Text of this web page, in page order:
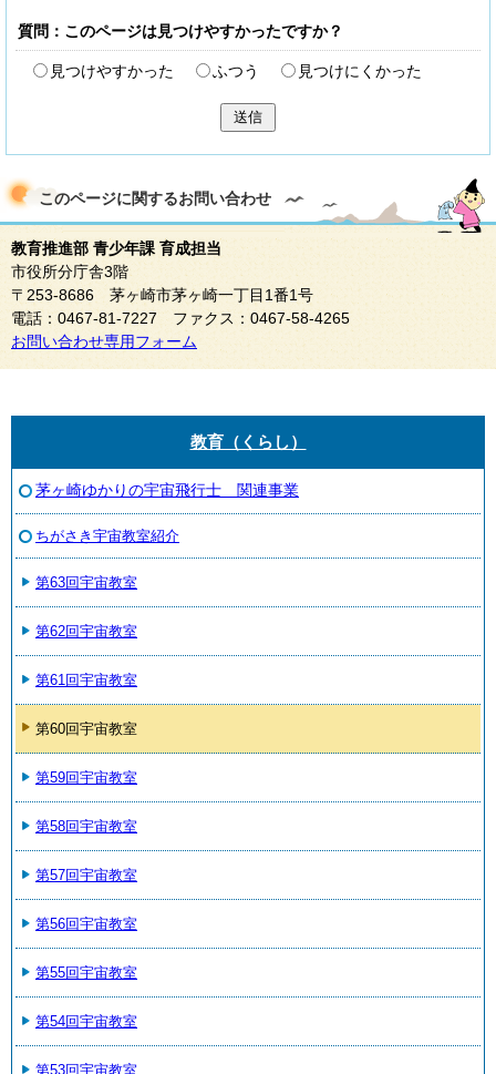
質問：このページは見つけやすかったですか？
見つけやすかった ふつう 見つけにくかった
送信
このページに関するお問い合わせ
教育推進部 青少年課 育成担当
市役所分庁舎3階
〒253-8686 茅ヶ崎市茅ヶ崎一丁目1番1号
電話：0467-81-7227 ファクス：0467-58-4265
お問い合わせ専用フォーム
教育（くらし）
茅ヶ崎ゆかりの宇宙飛行士 関連事業
ちがさき宇宙教室紹介
第63回宇宙教室
第62回宇宙教室
第61回宇宙教室
第60回宇宙教室
第59回宇宙教室
第58回宇宙教室
第57回宇宙教室
第56回宇宙教室
第55回宇宙教室
第54回宇宙教室
第53回宇宙教室